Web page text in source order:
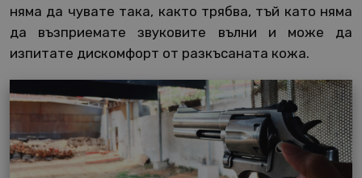
няма да чувате така, както трябва, тъй като няма
да възприемате звуковите вълни и може да
изпитате дискомфорт от разкъсаната кожа.